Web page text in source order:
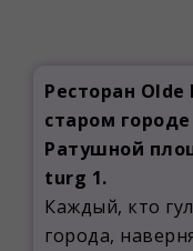
Ресторан
старом
Ратушной
turg 1.
Каждый, кто
города,